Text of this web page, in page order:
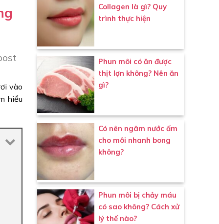
vào
hiểu
Collagen là gì? Quy
trình thực hiện
Phun môi có ăn được
thịt lợn không? Nên ăn
gì?
Có nên ngâm nước ấm
cho môi nhanh bong
không?
Phun môi bị chảy máu
có sao không? Cách xử
lý thế nào?